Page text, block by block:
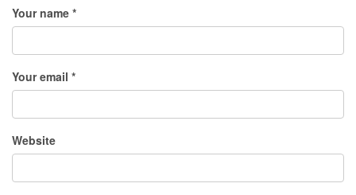
Your name *
Your email *
Website